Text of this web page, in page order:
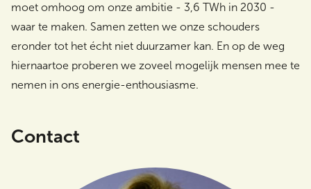
moet omhoog om onze ambitie - 3,6 TWh in 2030 -
waar te maken. Samen zetten we onze schouders
eronder tot het écht niet duurzamer kan. En op de weg
hiernaartoe proberen we zoveel mogelijk mensen mee te
nemen in ons energie-enthousiasme.
Contact